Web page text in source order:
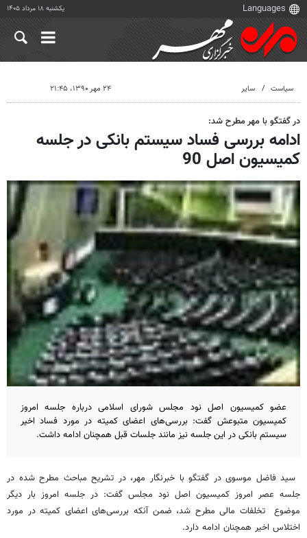
یکشنبه ۱۸ مرداد ۱۴۰۵
سیاست سایر ۲۴ مهر ۱۳۹۰، ۲۱:۴۵
در گفتگو با مهر مطرح شد:
ادامه بررسی فساد سیستم بانکی در جلسه
کمیسیون اصل 90
عضو کمیسیون اصل نود مجلس شورای اسلامی درباره جلسه امروز
کمیسیون متبوعش گفت: بررسی‌های اعضای کمیته در مورد فساد اخیر
سیستم بانکی در این جلسه نیز مانند جلسات قبل همچنان ادامه داشت.
‌ سید فاضل موسوی در گفتگو با خبرنگار مهر، در تشریح مباحث مطرح شده در
جلسه عصر امروز کمیسیون اصل نود مجلس گفت: در جلسه امروز بار دیگر
موضوع تخلفات مالی مطرح شد، ضمن آنکه بررسی‌های اعضای کمیته در مورد
اختلاس اخیر همچنان ادامه دارد.